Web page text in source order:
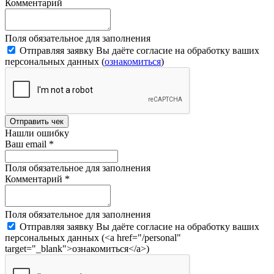
Комментарий
Поля обязательное для заполнения
Отправляя заявку Вы даёте согласие на обработку ваших
персональных данных (ознакомиться)
Отправить чек
Нашли ошибку
Ваш email *
Поля обязательное для заполнения
Комментарий *
Поля обязательное для заполнения
Отправляя заявку Вы даёте согласие на обработку ваших
персональных данных (<a href="/personal"
target="_blank">ознакомиться</a>)